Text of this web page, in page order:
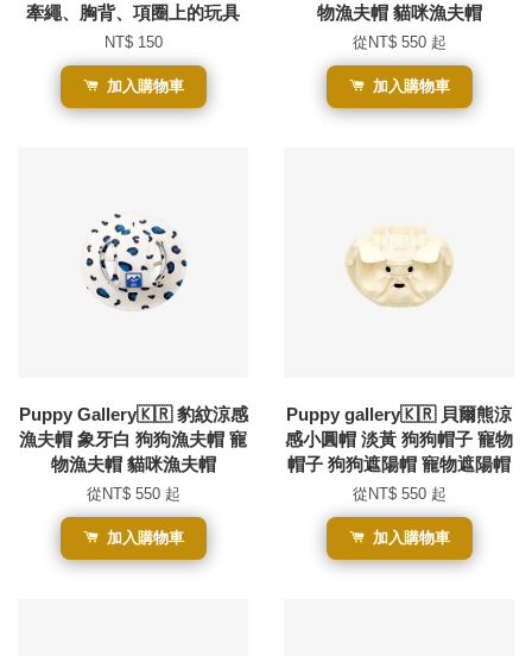
牽繩、胸背、項圈上的玩具
NT$ 150
加入購物車
物漁夫帽 貓咪漁夫帽
從 NT$ 550 起
加入購物車
Puppy Gallery🇰🇷 豹紋涼感
漁夫帽 象牙白 狗狗漁夫帽 寵
物漁夫帽 貓咪漁夫帽
從 NT$ 550 起
加入購物車
Puppy gallery🇰🇷 貝爾熊涼
感小圓帽 淡黃 狗狗帽子 寵物
帽子 狗狗遮陽帽 寵物遮陽帽
從 NT$ 550 起
加入購物車